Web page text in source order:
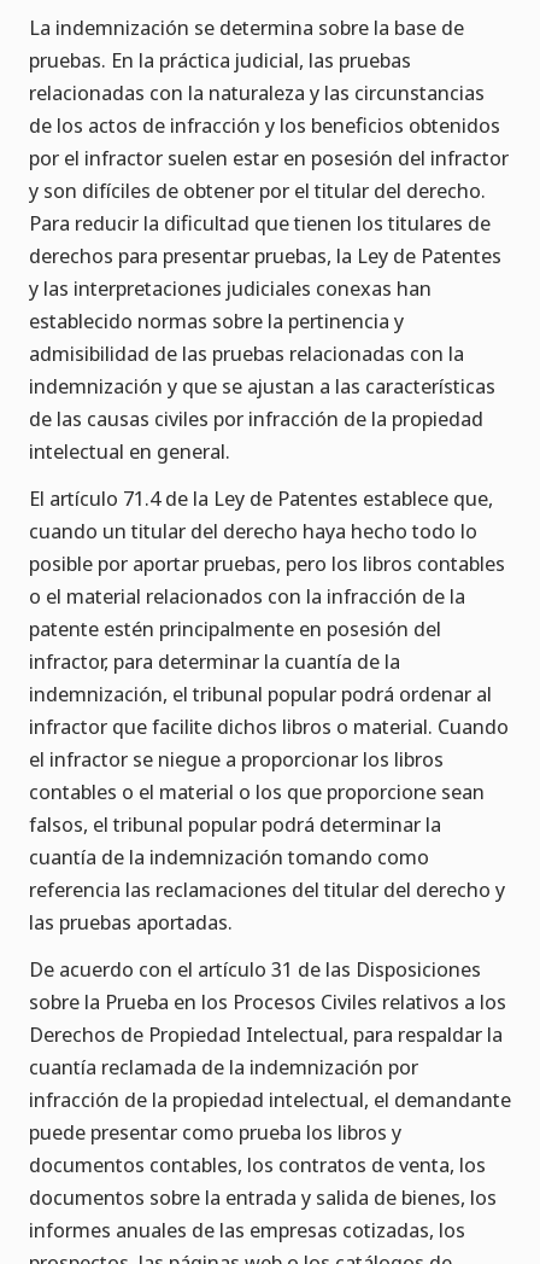
La indemnización se determina sobre la base de
pruebas. En la práctica judicial, las pruebas
relacionadas con la naturaleza y las circunstancias
de los actos de infracción y los beneficios obtenidos
por el infractor suelen estar en posesión del infractor
y son difíciles de obtener por el titular del derecho.
Para reducir la dificultad que tienen los titulares de
derechos para presentar pruebas, la Ley de Patentes
y las interpretaciones judiciales conexas han
establecido normas sobre la pertinencia y
admisibilidad de las pruebas relacionadas con la
indemnización y que se ajustan a las características
de las causas civiles por infracción de la propiedad
intelectual en general.
El artículo 71.4 de la Ley de Patentes establece que,
cuando un titular del derecho haya hecho todo lo
posible por aportar pruebas, pero los libros contables
o el material relacionados con la infracción de la
patente estén principalmente en posesión del
infractor, para determinar la cuantía de la
indemnización, el tribunal popular podrá ordenar al
infractor que facilite dichos libros o material. Cuando
el infractor se niegue a proporcionar los libros
contables o el material o los que proporcione sean
falsos, el tribunal popular podrá determinar la
cuantía de la indemnización tomando como
referencia las reclamaciones del titular del derecho y
las pruebas aportadas.
De acuerdo con el artículo 31 de las Disposiciones
sobre la Prueba en los Procesos Civiles relativos a los
Derechos de Propiedad Intelectual, para respaldar la
cuantía reclamada de la indemnización por
infracción de la propiedad intelectual, el demandante
puede presentar como prueba los libros y
documentos contables, los contratos de venta, los
documentos sobre la entrada y salida de bienes, los
informes anuales de las empresas cotizadas, los